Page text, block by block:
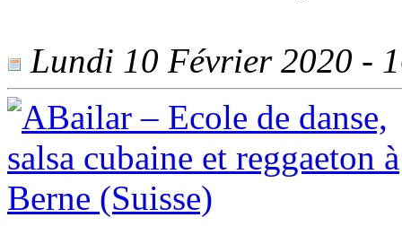
Lundi 10 Février 2020 -